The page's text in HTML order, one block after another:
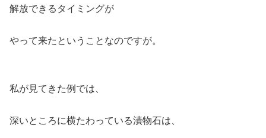
解放できるタイミングが
やって来たということなのですが。
私が見てきた例では、
深いところに横たわっている漬物石は、